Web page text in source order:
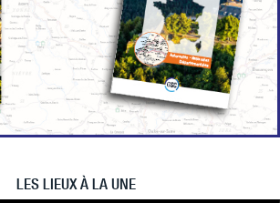
LES LIEUX À LA UNE